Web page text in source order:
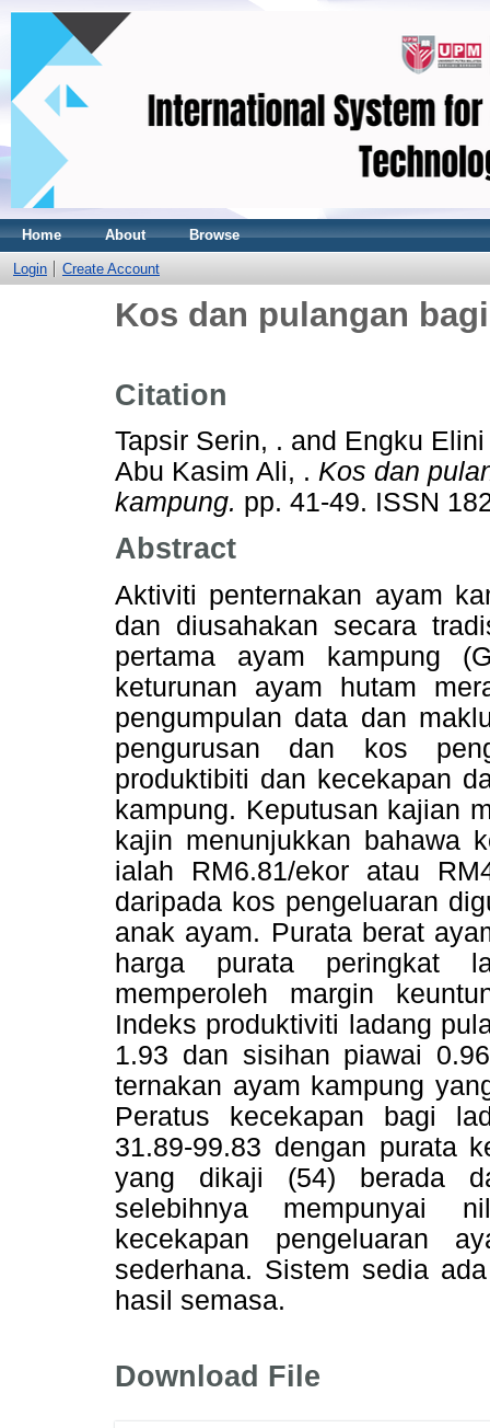
Home About Browse
Login Create Account
Kos dan pulangan
Citation
Tapsir Serin, . and Engku
Abu Kasim Ali, . Kos dan
kampung. pp. 41-49. ISSN
Abstract
Aktiviti penternakan ayam
dan diusahakan secara
pertama ayam kampung
keturunan ayam hutam
pengumpulan data dan
pengurusan dan kos
produktibiti dan kecekapan
kampung. Keputusan kajian
kajin menunjukkan bahawa
ialah RM6.81/ekor atau
daripada kos pengeluaran
anak ayam. Purata berat
harga purata peringkat
memperoleh margin
Indeks produktiviti ladang
1.93 dan sisihan piawai
ternakan ayam kampung
Peratus kecekapan bagi
31.89-99.83 dengan purata
yang dikaji (54) berada
selebihnya mempunyai
kecekapan pengeluaran
sederhana. Sistem sedia
hasil semasa.
Download File